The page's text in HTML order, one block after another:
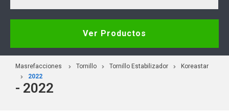
Ver Productos
Masrefacciones Tornillo Tornillo Estabilizador
Koreastar
2022
- 2022